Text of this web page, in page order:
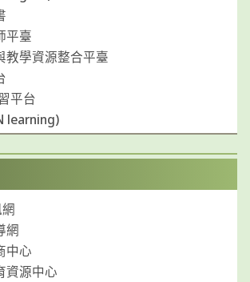
平臺
教學資源整合平臺
平台
learning)
網
中心
資源中心